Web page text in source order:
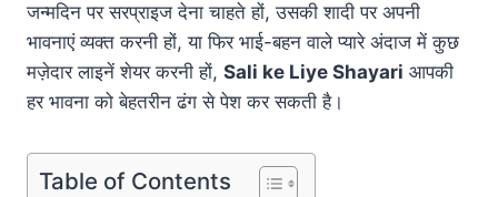
जन्मदिन पर सरप्राइज देना चाहते हों, उसकी शादी पर अपनी
भावनाएं व्यक्त करनी हों, या फिर भाई-बहन वाले प्यारे अंदाज में कुछ
मज़ेदार लाइनें शेयर करनी हों, Sali ke Liye Shayari आपकी
हर भावना को बेहतरीन ढंग से पेश कर सकती है।
Table of Contents